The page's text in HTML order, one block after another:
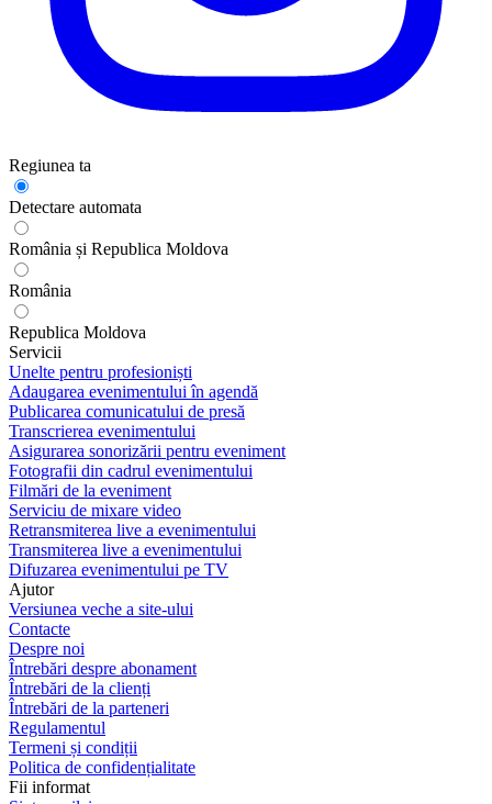
Regiunea ta
Detectare automata
România și Republica Moldova
România
Republica Moldova
Servicii
Unelte pentru profesioniști
Adaugarea evenimentului în agendă
Publicarea comunicatului de presă
Transcrierea evenimentului
Asigurarea sonorizării pentru eveniment
Fotografii din cadrul evenimentului
Filmări de la eveniment
Serviciu de mixare video
Retransmiterea live a evenimentului
Transmiterea live a evenimentului
Difuzarea evenimentului pe TV
Ajutor
Versiunea veche a site-ului
Contacte
Despre noi
Întrebări despre abonament
Întrebări de la clienți
Întrebări de la parteneri
Regulamentul
Termeni și condiții
Politica de confidențialitate
Fii informat